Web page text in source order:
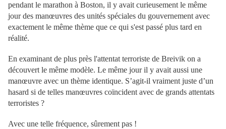
pendant le marathon à Boston, il y avait curieusement le même
jour des manœuvres des unités spéciales du gouvernement avec
exactement le même thème que ce qui s'est passé plus tard en
réalité.
En examinant de plus près l'attentat terroriste de Breivik on a
découvert le même modèle. Le même jour il y avait aussi une
manœuvre avec un thème identique. S’agit-il vraiment juste d’un
hasard si de telles manœuvres coïncident avec de grands attentats
terroristes ?
Avec une telle fréquence, sûrement pas !